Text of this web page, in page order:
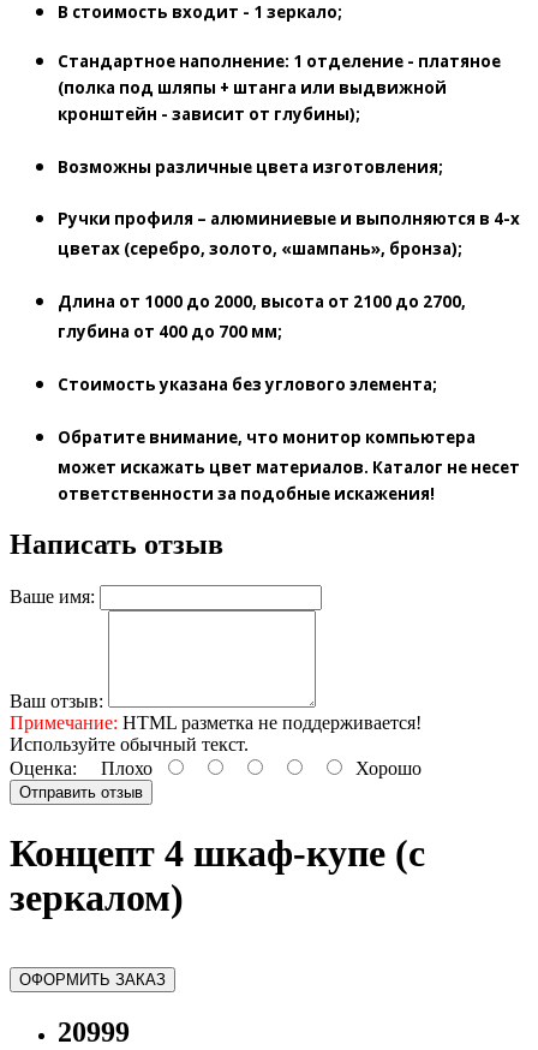
В стоимость входит - 1 зеркало;
Стандартное наполнение: 1 отделение - платяное
(полка под шляпы + штанга или выдвижной
кронштейн - зависит от глубины);
Возможны различные цвета изготовления;
Ручки профиля – алюминиевые и выполняются в 4-х
цветах (серебро, золото, «шампань», бронза);
Длина от 1000 до 2000, высота от 2100 до 2700,
глубина от 400 до 700 мм;
Стоимостьуказана без углового элемента;
Обратите внимание, что монитор компьютера
может искажать цвет материалов. Каталог не несет
ответственности за подобные искажения!
Написать отзыв
Ваше имя:
Ваш отзыв:
Примечание: HTML разметка не поддерживается!
Используйте обычный текст.
Оценка: Плохо Хорошо
Отправить отзыв
Концепт 4 шкаф-купе (с
зеркалом)
ОФОРМИТЬ ЗАКАЗ
20999